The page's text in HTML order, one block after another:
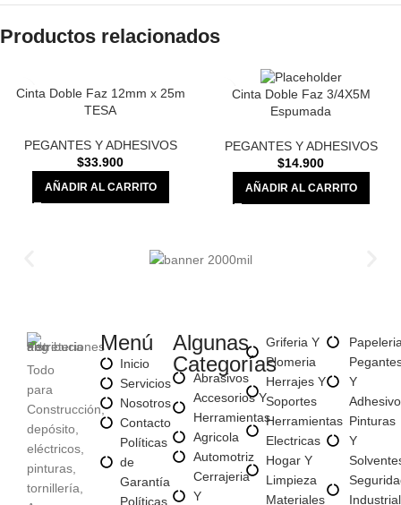
Productos relacionados
Cinta Doble Faz 12mm x 25m
TESA
PEGANTES Y ADHESIVOS
$33.900
AÑADIR AL CARRITO
Cinta Doble Faz 3/4X5M
Espumada
PEGANTES Y ADHESIVOS
$14.900
AÑADIR AL CARRITO
Todo
para
Construcción,
depósito,
eléctricos,
pinturas,
tornillería,
Menú
Inicio
Servicios
Nosotros
Contacto
Políticas
de
Garantía
Políticas
Algunas
Categorías
Abrasivos
Accesorios Y
Herramientas
Agricola
Automotriz
Cerrajeria
Y
Griferia Y
Plomeria
Herrajes Y
Soportes
Herramientas
Electricas
Hogar Y
Limpieza
Materiales
Y
Pinturas
Y
Industrial